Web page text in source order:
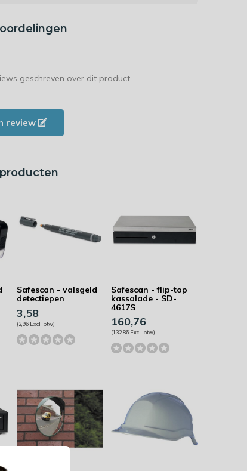
geschreven over dit product.
review
Safescan - valsgeld
detectiepen
3,58
(2,96 Excl. btw)
Safescan - flip-top
kassalade - SD-
4617S
160,76
(132,86 Excl. btw)